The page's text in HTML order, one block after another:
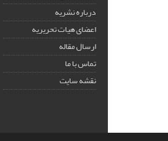
درباره نشریه
اعضای هیات تحریریه
ارسال مقاله
تماس با ما
نقشه سایت